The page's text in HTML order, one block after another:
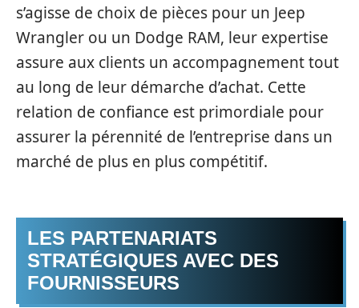
s’agisse de choix de pièces pour un Jeep
Wrangler ou un Dodge RAM, leur expertise
assure aux clients un accompagnement tout
au long de leur démarche d’achat. Cette
relation de confiance est primordiale pour
assurer la pérennité de l’entreprise dans un
marché de plus en plus compétitif.
LES PARTENARIATS
STRATÉGIQUES AVEC DES
FOURNISSEURS